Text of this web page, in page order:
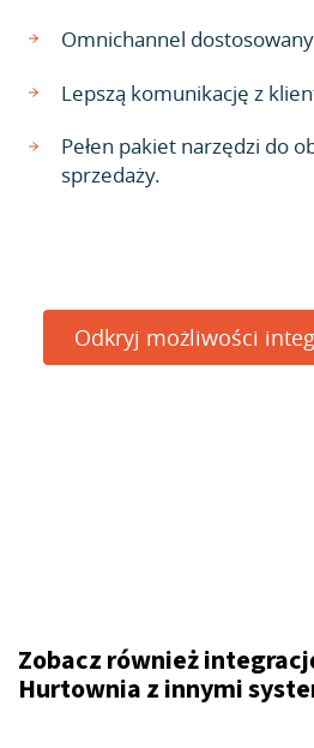
Omnichannel
Lepszą komunikację z
Pełen pakiet narzędzi do
sprzedaży.
Odkryj możliwości
Zobacz również
Hurtownia z innymi